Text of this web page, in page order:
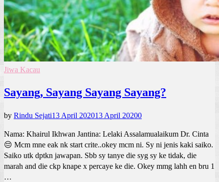
Jiwa Kacau
Sayang, Sayang Sayang Sayang?
by Rindu Sejati13 April 202013 April 20200
Nama: Khairul Ikhwan Jantina: Lelaki Assalamualaikum Dr. Cinta
😔 Mcm mne eak nk start crite..okey mcm ni. Sy ni jenis kaki saiko.
Saiko utk dptkn jawapan. Sbb sy tanye die syg sy ke tidak, die
marah and die ckp knape x percaye ke die. Okey mmg lahh en bru 1
…